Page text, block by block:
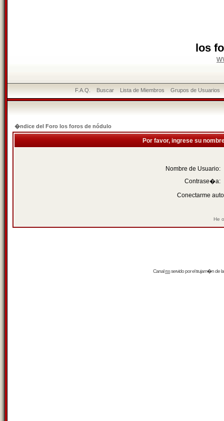
los
F.A.Q. Buscar Lista de Miembros Grupos de Usuarios
�ndice del Foro los foros de nódulo
Por favor, ingrese su
Nombre de Usuario:
Contrase�a:
Conectarme
He
Canalrssservido por eltrujam�nde